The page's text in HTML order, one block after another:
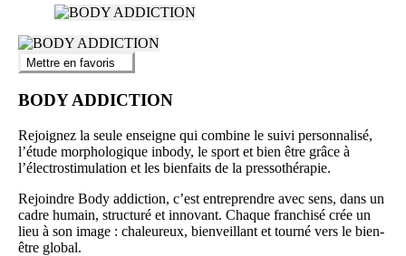
Mettre en favoris
BODY ADDICTION
Rejoignez la seule enseigne qui combine le suivi personnalisé,
l’étude morphologique inbody, le sport et bien être grâce à
l’électrostimulation et les bienfaits de la pressothérapie.
Rejoindre Body addiction, c’est entreprendre avec sens, dans un
cadre humain, structuré et innovant. Chaque franchisé crée un
lieu à son image : chaleureux, bienveillant et tourné vers le bien-
être global.